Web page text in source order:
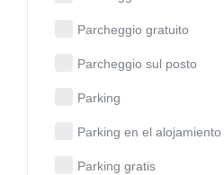
Parcheggio gratuito
Parcheggio sul posto
Parking
Parking en el alojamiento
Parking gratis